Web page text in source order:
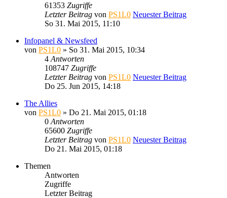
61353 Zugriffe
Letzter Beitrag von PS1L0 Neuester Beitrag
So 31. Mai 2015, 11:10
Infopanel & Newsfeed
von PS1L0 » So 31. Mai 2015, 10:34
4 Antworten
108747 Zugriffe
Letzter Beitrag von PS1L0 Neuester Beitrag
Do 25. Jun 2015, 14:18
The Allies
von PS1L0 » Do 21. Mai 2015, 01:18
0 Antworten
65600 Zugriffe
Letzter Beitrag von PS1L0 Neuester Beitrag
Do 21. Mai 2015, 01:18
Themen
Antworten
Zugriffe
Letzter Beitrag